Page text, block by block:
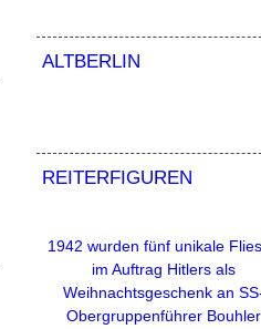
ALTBERLIN
REITERFIGUREN
1942 wurden fünf unikale
im Auftrag Hitlers als
Weihnachtsgeschenk an
Obergruppenführer Bouhler